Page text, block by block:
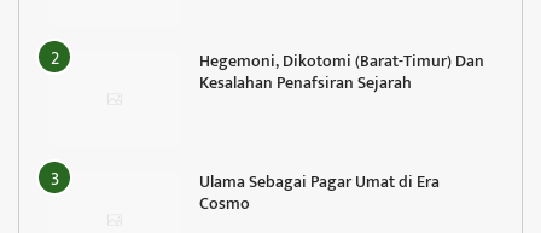
Hegemoni, Dikotomi (Barat-Timur) Dan
Kesalahan Penafsiran Sejarah
Ulama Sebagai Pagar Umat di Era
Cosmo